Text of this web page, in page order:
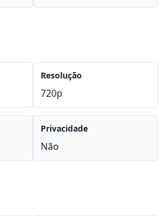
Resolução
720p
Privacidade
Não